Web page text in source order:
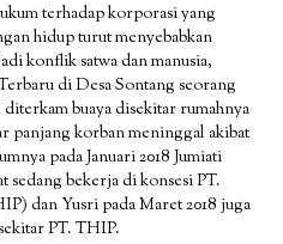
terhadap korporasi yang
hidup turut menyebabkan
konflik satwa dan manusia,
di Desa Sontang seorang
buaya disekitar rumahnya
panjang korban meninggal akibat
pada Januari 2018 Jumiati
sedang bekerja di konsesi PT.
dan Yusri pada Maret 2018 juga
PT. THIP.